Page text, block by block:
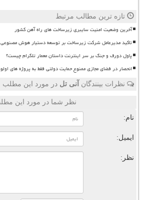
تازه ترین مطالب مرتبط
آخرین وضعیت امنیت سایبری زیرساخت های راه آهن کشور
تاکید مدیرعامل شرکت زیرساخت بر توسعه دستیار هوش
پاول دورف و جنگ بر سر اینترنت داستان معمار تلگرام چیست؟
انحصار در فضای مجازی ممنوع حمایت دولتی فقط به پروژه های
نظرات بینندگان آنی تل در مورد این مطلب
نظر شما در مورد این
نام:
ایمیل:
نظر: